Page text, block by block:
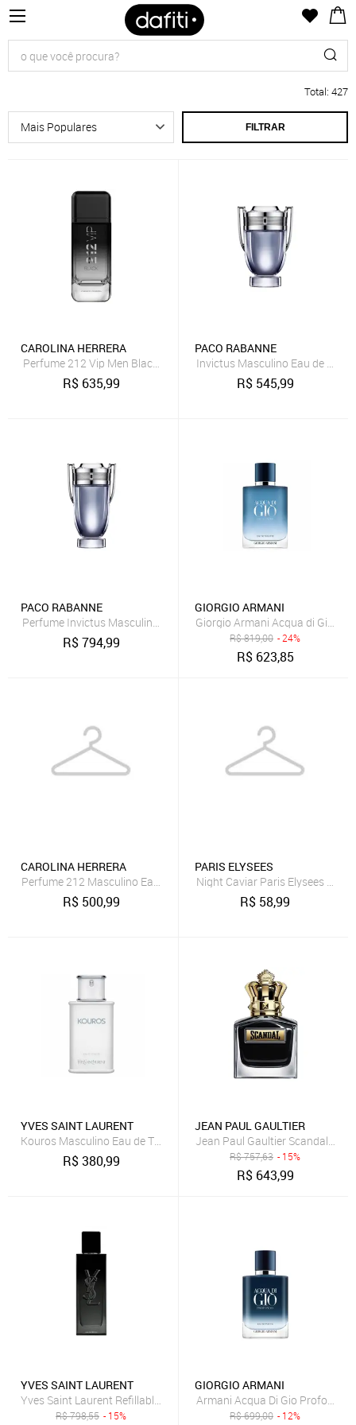
Total: 427
FILTRAR
CAROLINA HERRERA
Perfume 212 Vip Men Black Carolina Herrera Perfume Masculino
R$ 635,99
PACO RABANNE
Invictus Masculino Eau de
R$ 545,99
PACO RABANNE
Perfume Invictus Masculino Eau de Toilette 200 ml
R$794,99
GIORGIO ARMANI
Giorgio Armani Acqua di Giò
R$819,00 - 24%
R$ 623,85
CAROLINA HERRERA
Perfume 212 Masculino Eau de Toilette Carolina Herrera 100 ml
R$ 500,99
PARIS ELYSEES
Night Caviar Paris Elysees
R$ 58,99
YVES SAINT LAURENT
Kouros Masculino Eau de Toilette 100ml
R$380,99
JEAN PAUL GAULTIER
R$757,63 - 15%
R$ 643,99
YVES SAINT LAURENT
Yves Saint Laurent Refillable MYSLF Masculino Eau de Parfum
R$798,55 - 15%
GIORGIO ARMANI
Armani Acqua Di Gio Profondo
R$699,00 - 12%